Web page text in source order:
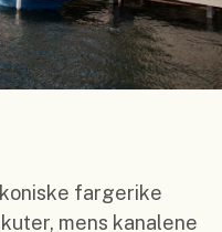
fargerike
mens kanalene